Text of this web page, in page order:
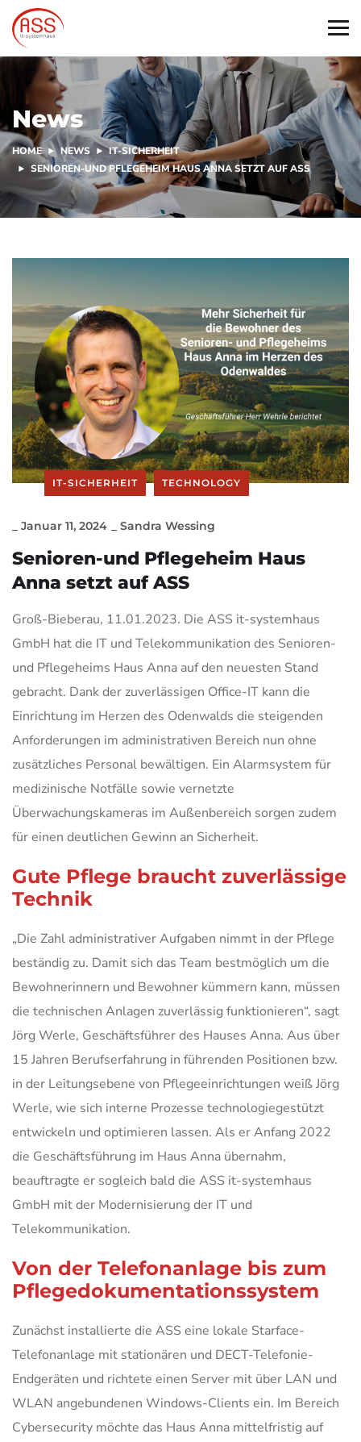
News
HOME NEWS
IT-SICHERHEIT
SENIOREN-UND PFLEGEHEIM HAUS ANNA SETZT AUF ASS
IT-SICHERHEIT TECHNOLOGY
Januar 11, 2024 Sandra Wessing
Senioren-und Pflegeheim Haus
Anna setzt auf ASS
Groß-Bieberau, 11.01.2023. Die ASS it-systemhaus
GmbH hat die IT und Telekommunikation des Senioren-
und Pflegeheims Haus Anna auf den neuesten Stand
gebracht. Dank der zuverlässigen Office-IT kann die
Einrichtung im Herzen des Odenwalds die steigenden
Anforderungen im administrativen Bereich nun ohne
zusätzliches Personal bewältigen. Ein Alarmsystem für
medizinische Notfälle sowie vernetzte
Überwachungskameras im Außenbereich sorgen zudem
für einen deutlichen Gewinn an Sicherheit.
Gute Pflege braucht zuverlässige
Technik
„Die Zahl administrativer Aufgaben nimmt in der Pflege
beständig zu. Damit sich das Team bestmöglich um die
Bewohnerinnern und Bewohner kümmern kann, müssen
die technischen Anlagen zuverlässig funktionieren“, sagt
Jörg Werle, Geschäftsführer des Hauses Anna. Aus über
15 Jahren Berufserfahrung in führenden Positionen bzw.
in der Leitungsebene von Pflegeeinrichtungen weiß Jörg
Werle, wie sich interne Prozesse technologiegestützt
entwickeln und optimieren lassen. Als er Anfang 2022
die Geschäftsführung im Haus Anna übernahm,
beauftragte er sogleich bald die ASS it-systemhaus
GmbH mit der Modernisierung der IT und
Telekommunikation.
Von der Telefonanlage bis zum
Pflegedokumentationssystem
Zunächst installierte die ASS eine lokale Starface-
Telefonanlage mit stationären und DECT-Telefonie-
Endgeräten und richtete einen Server mit über LAN und
WLAN angebundenen Windows-Clients ein. Im Bereich
Cybersecurity möchte das Haus Anna mittelfristig auf